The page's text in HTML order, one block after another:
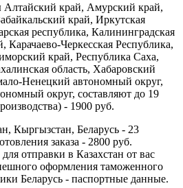
Алтайский край, Амурский край,
край, Иркутская
республика, Калининградская
Карачаево-Черкесская Республика,
край, Республика Саха,
область, Хабаровский
Ненецкий автономный округ,
округ, составляют до 19
- 1900 руб.
Кыргызстан, Беларусь - 23
заказа - 2800 руб.
отправки в Казахстан от вас
оформления таможенного
Беларусь - паспортные данные.